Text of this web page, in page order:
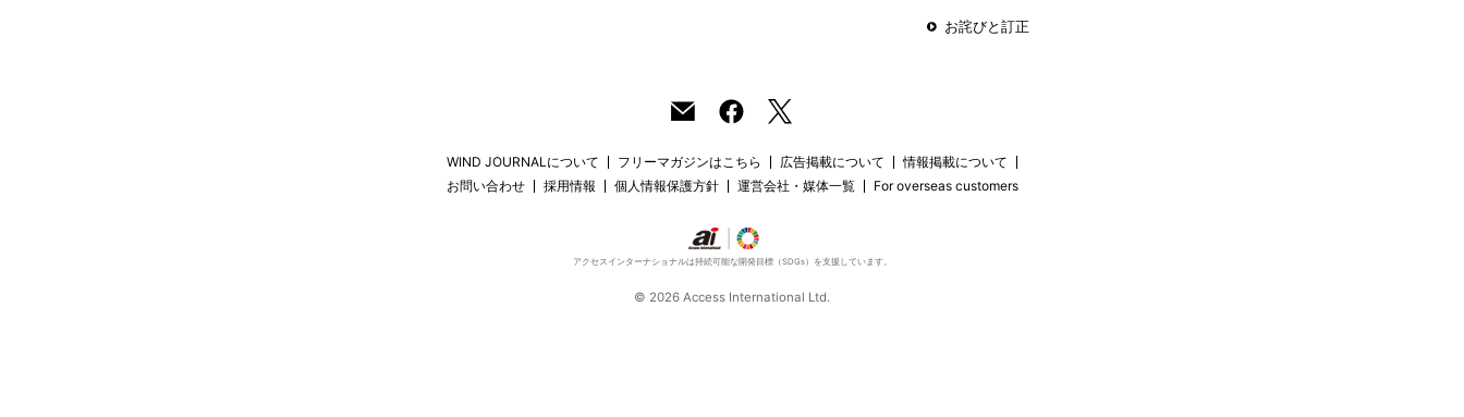
お詫びと訂正
WIND JOURNALについて フリーマガジンはこちら 広告掲載について
情報掲載について
お問い合わせ
採用情報 個人情報保護方針 運営会社・媒体一覧 For overseas customers
アクセスインターナショナルは持続可能な開発目標（SDGs）を支援しています。
© 2026 Access International Ltd.